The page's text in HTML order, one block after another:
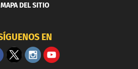
MAPA DEL SITIO
EN